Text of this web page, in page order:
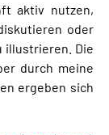
aktiv nutzen,
oder
illustrieren. Die
durch meine
ergeben sich